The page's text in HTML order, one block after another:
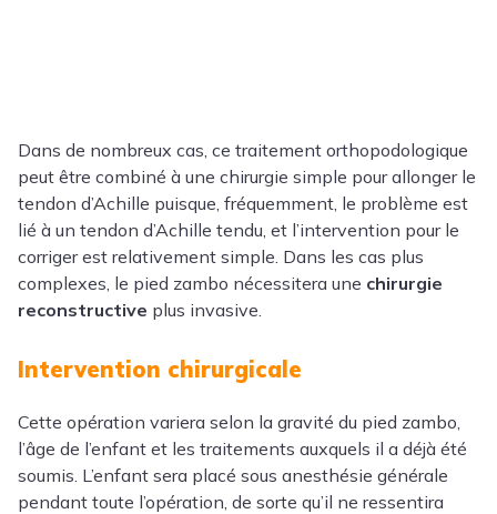
Dans de nombreux cas, ce traitement orthopodologique
peut être combiné à une chirurgie simple pour allonger le
tendon d’Achille puisque, fréquemment, le problème est
lié à un tendon d’Achille tendu, et l’intervention pour le
corriger est relativement simple. Dans les cas plus
complexes, le pied zambo nécessitera une chirurgie
reconstructive plus invasive.
Intervention chirurgicale
Cette opération variera selon la gravité du pied zambo,
l’âge de l’enfant et les traitements auxquels il a déjà été
soumis. L’enfant sera placé sous anesthésie générale
pendant toute l’opération, de sorte qu’il ne ressentira